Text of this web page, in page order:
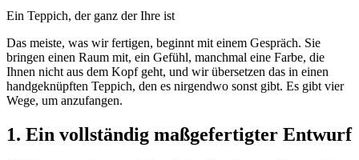
Ein Teppich, der ganz der Ihre ist
Das meiste, was wir fertigen, beginnt mit einem Gespräch. Sie
bringen einen Raum mit, ein Gefühl, manchmal eine Farbe, die
Ihnen nicht aus dem Kopf geht, und wir übersetzen das in einen
handgeknüpften Teppich, den es nirgendwo sonst gibt. Es gibt vier
Wege, um anzufangen.
1. Ein vollständig maßgefertigter Entwurf